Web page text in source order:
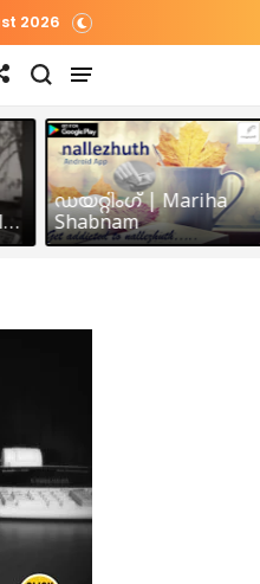
2026
ഡയറ്റിംഗ് | Mariha
Shabnam